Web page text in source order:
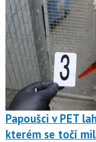
Papoušci v PET
kterém se točí